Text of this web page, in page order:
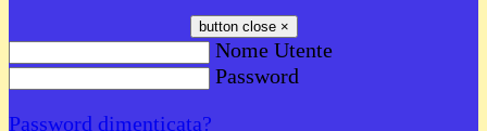
button close ×
Nome Utente
Password
Password dimenticata?